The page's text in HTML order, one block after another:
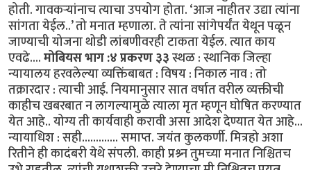
होती. गावकर्‍यांनाच त्याचा उपयोग होता. ‘आज नाहीतर उद्या त्यांना
सांगता येईल..’ तो मनात म्हणाला. ते त्यांना सांगेपर्यंत येथून पळून
जाण्याची योजना थोडी लांबणीवरही टाकता येईल. त्यात काय
एवढे....मोबियस भाग :४ प्रकरण ३३स्थळ : स्थानिक जिल्हा
न्यायालय हरवलेल्या व्यक्तिंबाबत : विषय : निकाल नाव : तो
तक्रारदार : त्याची आई. नियमानुसार सात वर्षात वरील व्यक्तीची
काहीच खबरबात न लागल्यामुळे त्याला मृत म्हणून घोषित करण्यात
येत आहे.. योग्य ती कार्यवाही करावी असा आदेश देण्यात येत आहे...
न्यायाधिश : सही............. समाप्त. जयंत कुलकर्णी. मित्रहो अशा
रितीने ही कादंबरी येथे संपली. काही प्रश्र्न तुमच्या मनात निश्चितच